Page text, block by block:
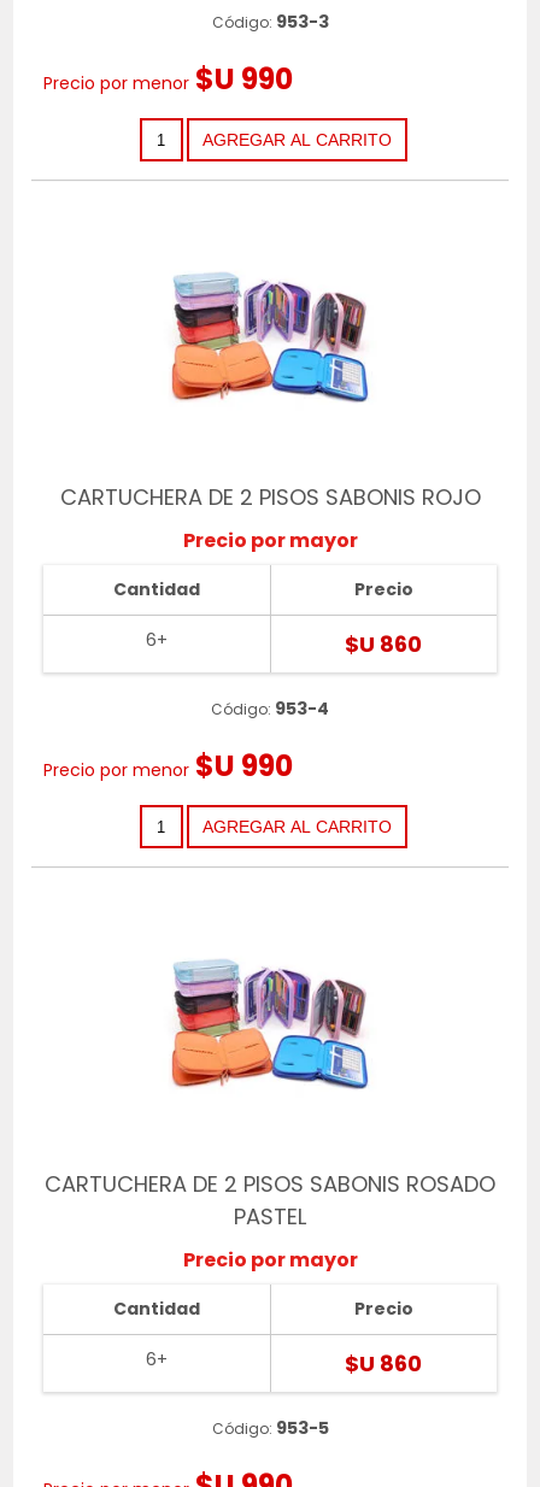
Código: 953-3
Precio por menor $U 990
CARTUCHERA DE 2 PISOS SABONIS ROJO
Precio por mayor
Cantidad
6+
Precio
$U 860
Código: 953-4
Precio por menor $U 990
CARTUCHERA DE 2 PISOS SABONIS ROSADO
PASTEL
Precio por mayor
Cantidad
6+
Precio
$U 860
Código: 953-5